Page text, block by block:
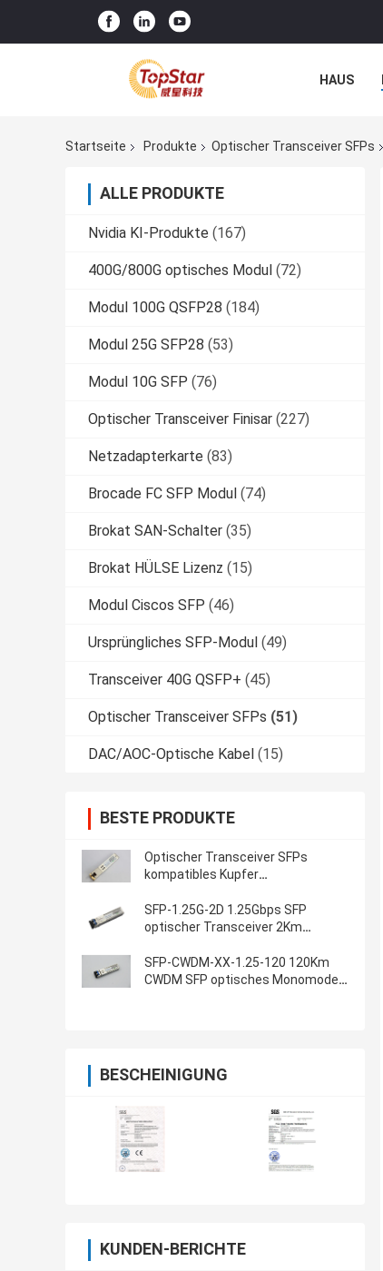
HAUS
Startseite
Produkte Optischer Transceiver SFPs
ALLE PRODUKTE
Nvidia KI-Produkte (167)
400G/800G optisches Modul (72)
Modul 100G QSFP28 (184)
Modul 25G SFP28 (53)
Modul 10G SFP (76)
Optischer Transceiver Finisar (227)
Netzadapterkarte (83)
Brocade FC SFP Modul (74)
Brokat SAN-Schalter (35)
Brokat HÜLSE Lizenz (15)
Modul Ciscos SFP (46)
Ursprüngliches SFP-Modul (49)
Transceiver 40G QSFP+ (45)
Optischer Transceiver SFPs (51)
DAC/AOC-Optische Kabel (15)
BESTE PRODUKTE
Optischer Transceiver SFPs
kompatibles Kupfer
SFP-1.25G-2D 1.25Gbps SFP
optischer Transceiver 2Km
SFP-CWDM-XX-1.25-120 120Km
CWDM SFP optisches Monomode-
BESCHEINIGUNG
KUNDEN-BERICHTE